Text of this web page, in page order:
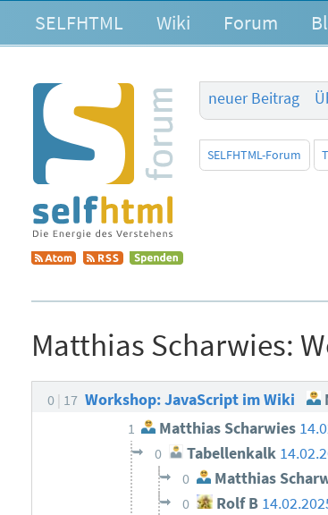
SELFHTML Wiki Forum
neuer Beitrag
SELFHTML-Forum
Matthias Scharwies:
0 17 Workshop: JavaScript im Wiki
1 Matthias Scharwies
0 Tabellenkalk
0 Matthias
0 Rolf B